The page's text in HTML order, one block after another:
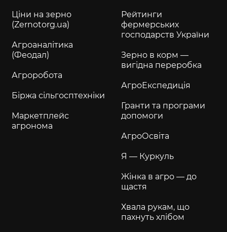
Ціни на зерно
(Zernotorg.ua)
Агроаналітика
(Феодал)
Агроробота
Біржа сільгосптехніки
Маркетплейс
агронома
Рейтинги
фермерських
господарств України
Зерно в корм —
вигідна переробка
АгроЕкспедиція
Гранти та програми
допомоги
АгроОсвіта
Я — Куркуль
Жінка в агро — до
щастя
Хвала рукам, що
пахнуть хлібом